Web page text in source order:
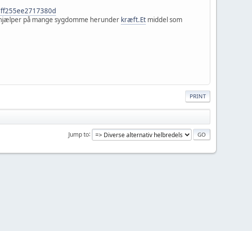
på mange sygdomme herunder kræft.Et middel som
PRINT
Jump to